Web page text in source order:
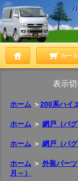
カート
表示切
ホーム ＞200系ハイ
ホーム ＞ 網戸（バグ
ホーム ＞ 網戸（バグ
ホーム ＞ 外装パーツ
月～）